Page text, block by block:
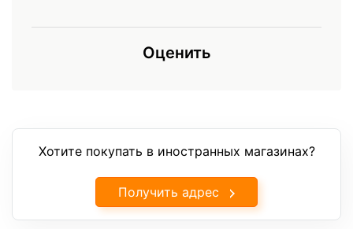
Оценить
Хотите покупать в иностранных магазинах?
Получить адрес